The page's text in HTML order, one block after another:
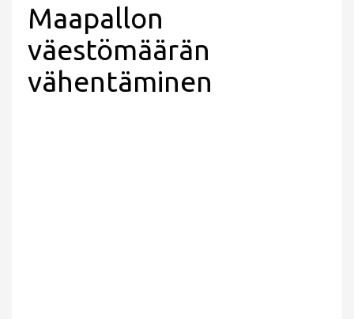
Maapallon
väestömäärän
vähentäminen